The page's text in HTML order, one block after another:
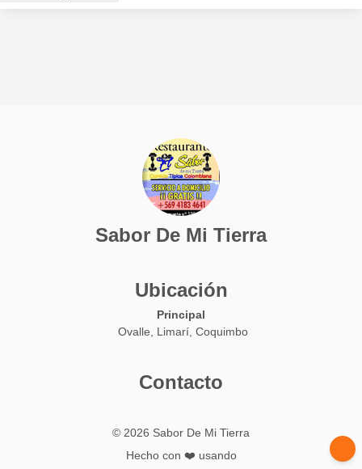
Sabor De Mi Tierra
Ubicación
Principal
Ovalle, Limarí, Coquimbo
Contacto
© 2026 Sabor De Mi Tierra
Hecho con ❤️ usando